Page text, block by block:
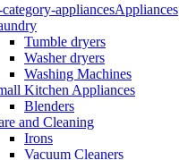
Appliances
Tumble dryers
Washer dryers
Washing Machines
Kitchen Appliances
Blenders
and Cleaning
Irons
Vacuum Cleaners